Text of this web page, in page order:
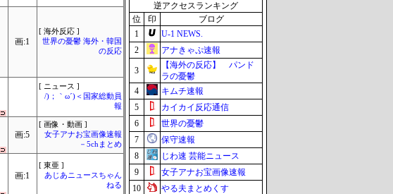
画:1
[ 海外反応 ]
世界の憂鬱 海外・韓国
の反応
[ ニュース ]
/)；｀ω´)＜国家総動員
報
画:5
[ 画像・動画 ]
女子アナお宝画像速報
－5chまとめ
画:1
[ 東亜 ]
あじあニュースちゃん
ねる
逆アクセスランキング
位
印
ブログ
1
U-1 NEWS.
2
アナきゃぷ速報
3
【海外の反応】 パンド
ラの憂鬱
4
キムチ速報
5
カイカイ反応通信
6
世界の憂鬱
7
保守速報
8
じわ速 芸能ニュース
9
女子アナお宝画像速報
10
やる夫まとめくす